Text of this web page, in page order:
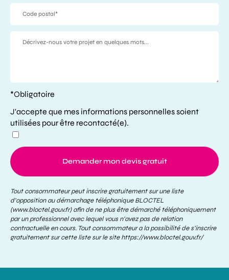
*Obligatoire
J'accepte que mes informations personnelles soient
utilisées pour être recontacté(e).
Demander mon devis gratuit
Tout consommateur peut inscrire gratuitement sur une liste
d’opposition au démarchage téléphonique BLOCTEL
(www.bloctel.gouv.fr) afin de ne plus être démarché téléphoniquement
par un professionnel avec lequel vous n’avez pas de relation
contractuelle en cours. Tout consommateur a la possibilité de s’inscrire
gratuitement sur cette liste sur le sitehttps://www.bloctel.gouv.fr/